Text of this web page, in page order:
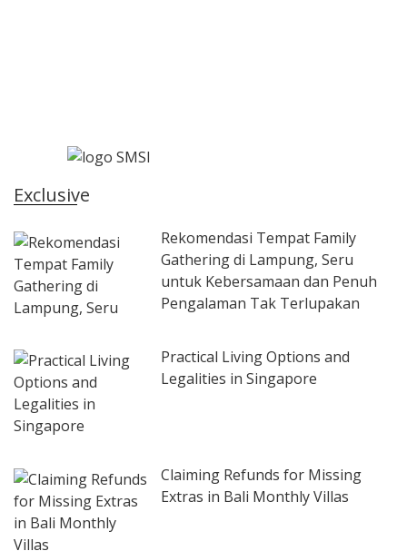
Exclusive
Rekomendasi Tempat Family
Gathering di Lampung, Seru
untuk Kebersamaan dan Penuh
Pengalaman Tak Terlupakan
Practical Living Options and
Legalities in Singapore
Claiming Refunds for Missing
Extras in Bali Monthly Villas